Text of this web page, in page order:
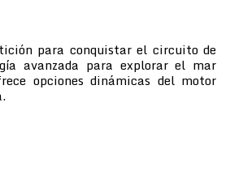
para conquistar el circuito de
avanzada para explorar el mar
opciones dinámicas del motor